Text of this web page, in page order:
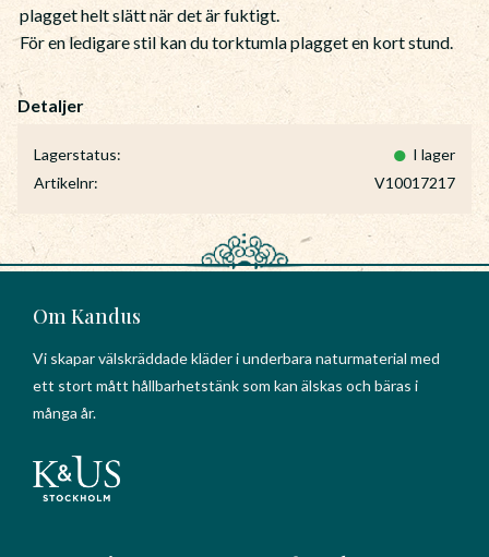
Lagerstatus
I lager
Artikelnr
V10017217
plagget helt slätt när det är fuktigt.
För en ledigare stil kan du torktumla plagget en kort stund.
Om Kandus
Vi skapar välskräddade kläder i underbara naturmaterial med
ett stort mått hållbarhetstänk som kan älskas och bäras i
många år.